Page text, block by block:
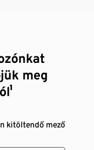
meg
kitöltendő mező